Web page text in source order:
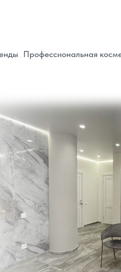
ИП Белянина Дарья Юрьевна
Регистрационный номер в реестре